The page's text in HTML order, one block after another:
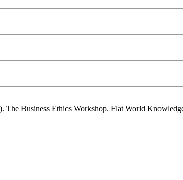
The Business Ethics Workshop. Flat World